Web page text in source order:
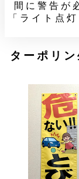
間に警告が
「ライト点
ターポリ